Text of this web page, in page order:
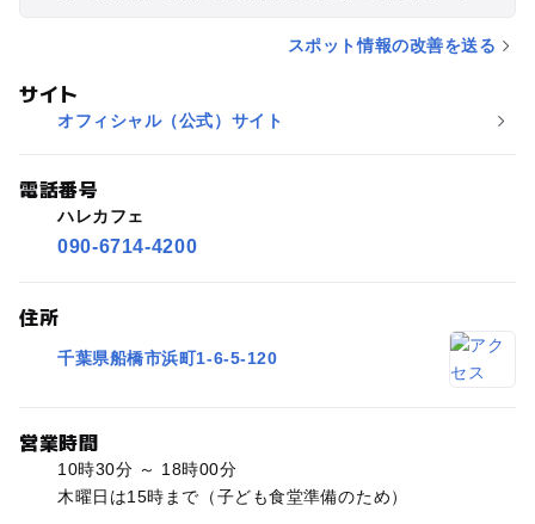
スポット情報の改善を送る
サイト
オフィシャル（公式）サイト
電話番号
ハレカフェ
090-6714-4200
住所
千葉県船橋市浜町1-6-5-120
営業時間
10時30分 ～ 18時00分
木曜日は15時まで（子ども食堂準備のため）